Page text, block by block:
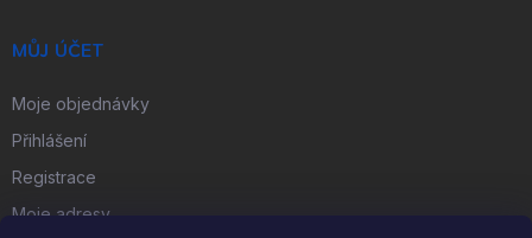
MŮJ ÚČET
Moje objednávky
Přihlášení
Registrace
Moje adresy